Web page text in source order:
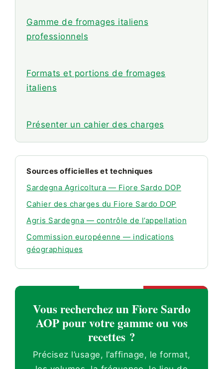
Gamme de fromages italiens
professionnels
Formats et portions de fromages
italiens
Présenter un cahier des charges
Sources officielles et techniques
Sardegna Agricoltura — Fiore Sardo DOP
Cahier des charges du Fiore Sardo DOP
Agris Sardegna — contrôle de l’appellation
Commission européenne — indications
géographiques
Vous recherchez un Fiore Sardo
AOP pour votre gamme ou vos
recettes ?
Précisez l’usage, l’affinage, le format,